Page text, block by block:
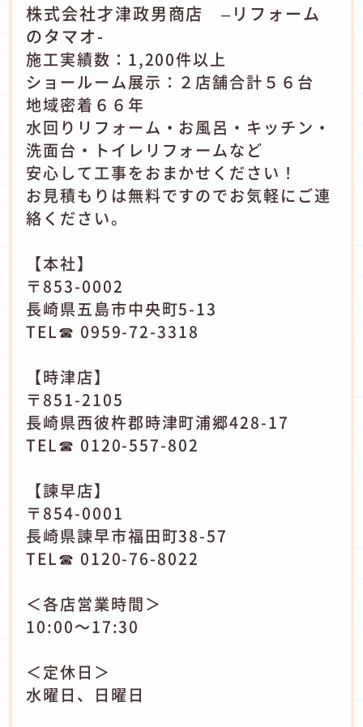
株式会社才津政男商店 –リフォーム
のタマオ-
施工実績数：1,200件以上
ショールーム展示：２店舗合計５６台
地域密着６６年
水回りリフォーム・お風呂・キッチン・
洗面台・トイレリフォームなど
安心して工事をおまかせください！
お見積もりは無料ですのでお気軽にご連
絡ください。
【本社】
〒853-0002
長崎県五島市中央町5-13
TEL☎ 0959-72-3318
【時津店】
〒851-2105
長崎県西彼杵郡時津町浦郷428-17
TEL☎ 0120-557-802
【諫早店】
〒854-0001
長崎県諫早市福田町38-57
TEL☎ 0120-76-8022
＜各店営業時間＞
10:00～17:30
＜定休日＞
水曜日、日曜日